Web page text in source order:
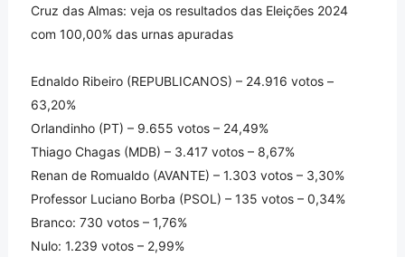
Cruz das Almas: veja os resultados das Eleições 2024
com 100,00% das urnas apuradas
Ednaldo Ribeiro (REPUBLICANOS) – 24.916 votos –
63,20%
Orlandinho (PT) – 9.655 votos – 24,49%
Thiago Chagas (MDB) – 3.417 votos – 8,67%
Renan de Romualdo (AVANTE) – 1.303 votos – 3,30%
Professor Luciano Borba (PSOL) – 135 votos – 0,34%
Branco: 730 votos – 1,76%
Nulo: 1.239 votos – 2,99%